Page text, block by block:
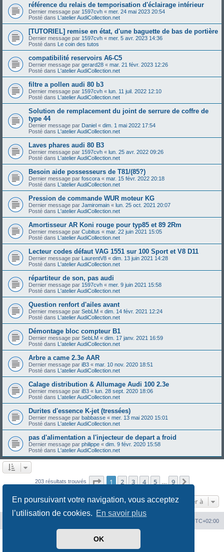
En poursuivant votre navigation, vous acceptez
l’utilisation de cookies. En savoir plus
OK
référence du relais de temporisation d'éclairage intérieur
Dernier message par 1597cvh « mer. 24 mai 2023 20:54
Posté dans L'atelier AudiCollection.net
[TUTORIEL] remise en état, d'une baguette de bas de portière
Dernier message par 1597cvh « mer. 5 avr. 2023 14:36
Posté dans Le coin des tutos
compatibilité reservoirs A6-C5
Dernier message par gerard28 « mar. 21 févr. 2023 12:26
Posté dans L'atelier AudiCollection.net
filtre a pollen audi 80 b3
Dernier message par 1597cvh « lun. 11 juil. 2022 12:10
Posté dans L'atelier AudiCollection.net
Solution de remplacement du joint de serrure de coffre de
type 44
Dernier message par Daniel « dim. 1 mai 2022 17:54
Posté dans L'atelier AudiCollection.net
Laves phares audi 80 B3
Dernier message par 1597cvh « lun. 25 avr. 2022 09:26
Posté dans L'atelier AudiCollection.net
Besoin aide possesseurs de T81/(85?)
Dernier message par foscora « mar. 15 févr. 2022 20:18
Posté dans L'atelier AudiCollection.net
Pression de commande WUR moteur KG
Dernier message par Jamiromain « lun. 25 oct. 2021 20:07
Posté dans L'atelier AudiCollection.net
Amortisseur AR Koni rouge pour typ85 et 89 2Rm
Dernier message par Cubitus « mar. 22 juin 2021 15:05
Posté dans L'atelier AudiCollection.net
Lecteur codes défaut VAG 1551 sur 100 Sport et V8 D11
Dernier message par LaurentV8 « dim. 13 juin 2021 14:28
Posté dans L'atelier AudiCollection.net
répartiteur de son, pas audi
Dernier message par 1597cvh « mer. 9 juin 2021 15:58
Posté dans L'atelier AudiCollection.net
Question renfort d'ailes avant
Dernier message par SebLM « dim. 14 févr. 2021 12:24
Posté dans L'atelier AudiCollection.net
Démontage bloc compteur B1
Dernier message par SebLM « dim. 17 janv. 2021 16:59
Posté dans L'atelier AudiCollection.net
Arbre a came 2.3e AAR
Dernier message par iB3 « mar. 10 nov. 2020 18:51
Posté dans L'atelier AudiCollection.net
Calage distribution & Allumage Audi 100 2.3e
Dernier message par iB3 « lun. 28 sept. 2020 18:06
Posté dans L'atelier AudiCollection.net
Durites d'essence K-jet (tressées)
Dernier message par babbasse « mer. 13 mai 2020 15:01
Posté dans L'atelier AudiCollection.net
pas d'alimentation a l'injecteur de depart a froid
Dernier message par philippe « dim. 9 févr. 2020 15:58
Posté dans L'atelier AudiCollection.net
203 résultats trouvés Page 1sur9
1 2 3 4 5 9
Aller à
UTC+02:00
phpBB® Forum Software © phpBB Limited
phpBB-fr.com